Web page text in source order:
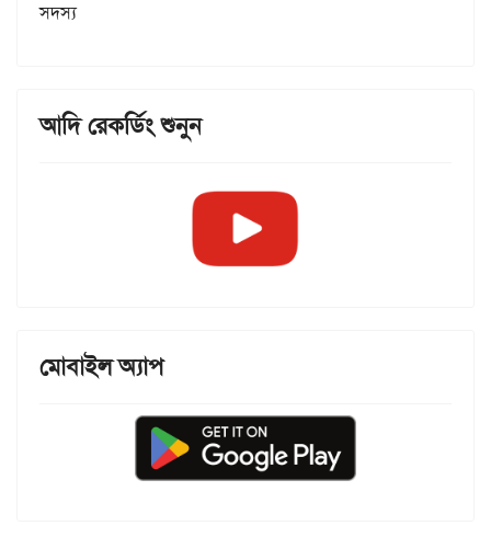
সদস্য
আদি রেকর্ডিং শুনুন
মোবাইল অ্যাপ